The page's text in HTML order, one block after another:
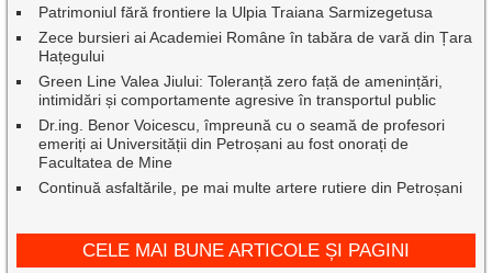
Patrimoniul fără frontiere la Ulpia Traiana Sarmizegetusa
Zece bursieri ai Academiei Române în tabăra de vară din Țara
Hațegului
Green Line Valea Jiului: Toleranță zero față de amenințări,
intimidări și comportamente agresive în transportul public
Dr.ing. Benor Voicescu, împreună cu o seamă de profesori
emeriți ai Universității din Petroșani au fost onorați de
Facultatea de Mine
Continuă asfaltările, pe mai multe artere rutiere din Petroșani
CELE MAI BUNE ARTICOLE ȘI PAGINI